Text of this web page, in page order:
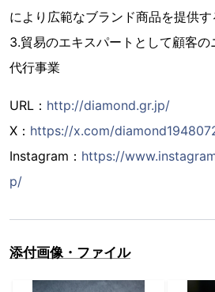
により広範なブランド商品を提供
3.貿易のエキスパートとして顧客
代行事業
URL： http://diamond.gr.jp/
X： https://x.com/
Instagram： https://
p/
添付画像・ファイル